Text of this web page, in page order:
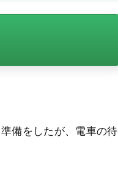
備をしたが、電車の待